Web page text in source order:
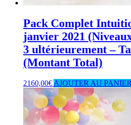
Pack Complet
janvier 2021
3 ultérieurement –
(Montant Total)
2160,00€ AJOUTER AU PANIER